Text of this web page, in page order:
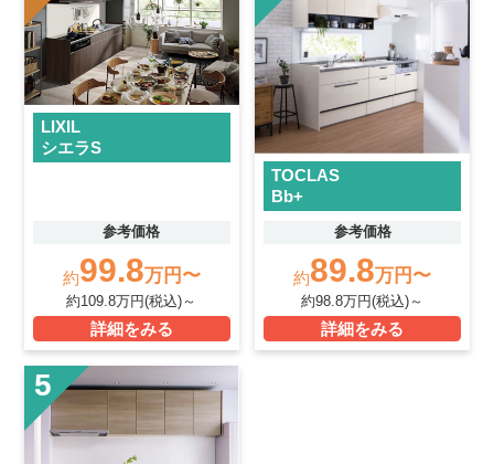
LIXIL
シエラS
参考価格
約99.8万円〜
約109.8万円(税込)～
詳細をみる
TOCLAS
Bb+
参考価格
約89.8万円〜
約98.8万円(税込)～
詳細をみる
5